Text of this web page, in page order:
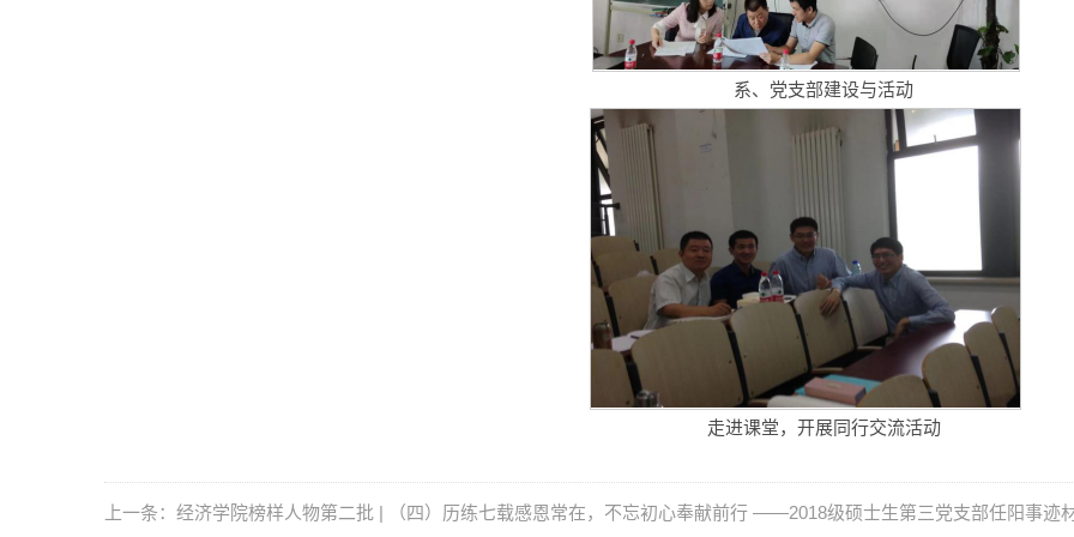
系、党支部建设与活动
走进课堂，开展同行交流活动
上一条：经济学院榜样人物第二批 | （四）历练七载感恩常在，不忘初心奉献前行 ——2018级硕士生第三党支部任阳事迹